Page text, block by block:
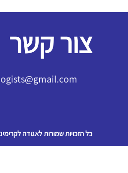
צור קשר
כל הזכויות שמורות לאגודה